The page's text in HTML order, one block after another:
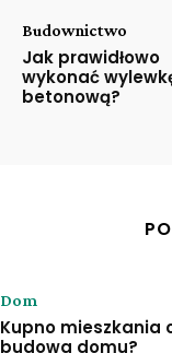
Budownictwo
Jak prawidłowo
wykonać
betonową?
Dom
Kupno mieszkania
budowa domu?